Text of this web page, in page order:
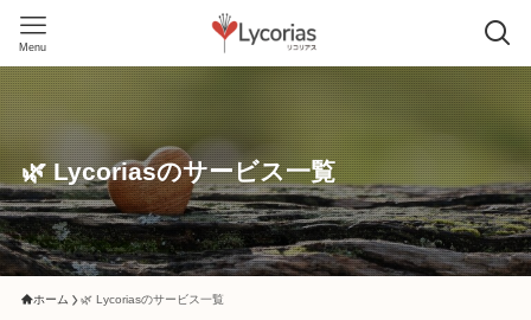
Menu
🌿 Lycoriasのサービス一覧
ホーム 🌿 Lycoriasのサービス一覧